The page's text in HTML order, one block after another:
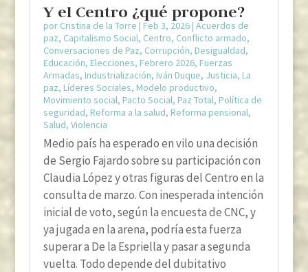
Y el Centro ¿qué propone?
por Cristina de la Torre | Feb 3, 2026| Acuerdos de
paz, Capitalismo Social, Centro, Conflicto armado,
Conversaciones de Paz, Corrupción, Desigualdad,
Educación, Elecciones, Febrero 2026, Fuerzas
Armadas, Industrialización, Iván Duque, Justicia, La
paz, Líderes Sociales, Modelo productivo,
Movimiento social, Pacto Social, Paz Total, Política de
seguridad, Reforma a la salud, Reforma pensional,
Salud, Violencia
Medio país ha esperado en vilo una decisión
de Sergio Fajardo sobre su participación con
Claudia López y otras figuras del Centro en la
consulta de marzo. Con inesperada intención
inicial de voto, según la encuesta de CNC, y
ya jugada en la arena, podría esta fuerza
superar a De la Espriella y pasar a segunda
vuelta. Todo depende del dubitativo